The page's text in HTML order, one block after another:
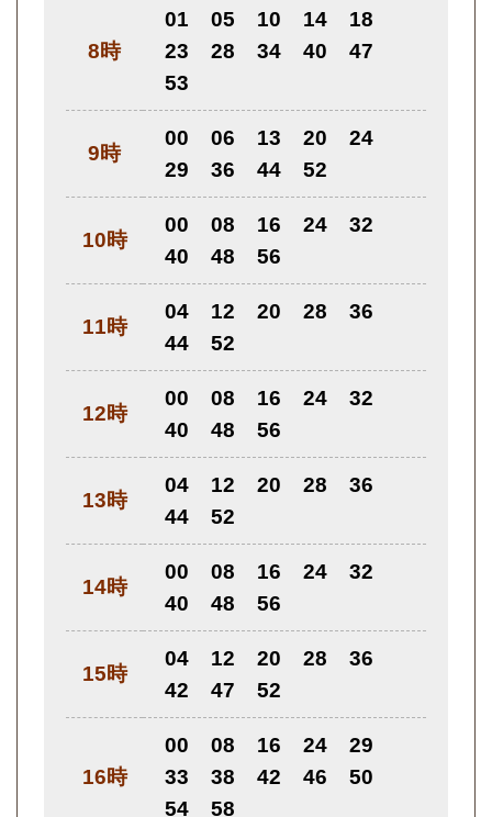
8時
01 05 10 14
18
23
28 34 40
47
53
9時
00 06 13 20
24
29
36 44 52
10時
00 08 16 24
32
40
48 56
11時
04 12 20 28
36
44
52
12時
00 08 16 24
32
40
48 56
13時
04 12 20 28
36
44
52
14時
00 08 16 24
32
40
48 56
15時
04 12 20 28
36
42
47 52
16時
00 08 16 24
29
33
38 42 46
50
54
58